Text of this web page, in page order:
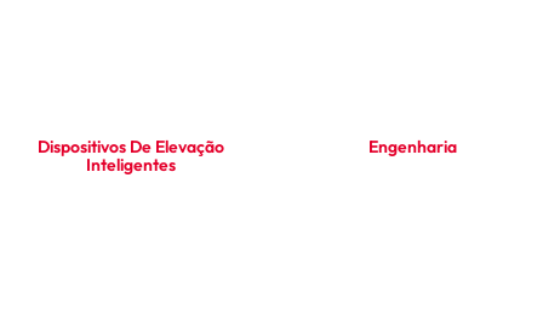
Dispositivos De Elevação
Inteligentes
Engenharia